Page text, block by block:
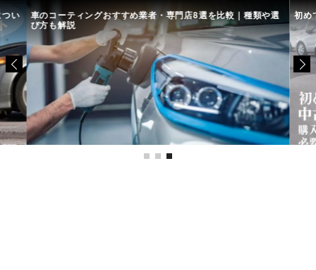
い 車のコーティングおすすめ業者・専門店8選を比較｜種類や選
び方も解説
初め